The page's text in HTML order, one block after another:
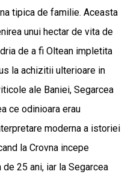
tipica de familie. Aceasta
unui hectar de vita de
de a fi Oltean impletita
la achizitii ulterioare in
ale Baniei, Segarcea
ce odinioara erau
moderna a istoriei
la Crovna incepe
25 ani, iar la Segarcea